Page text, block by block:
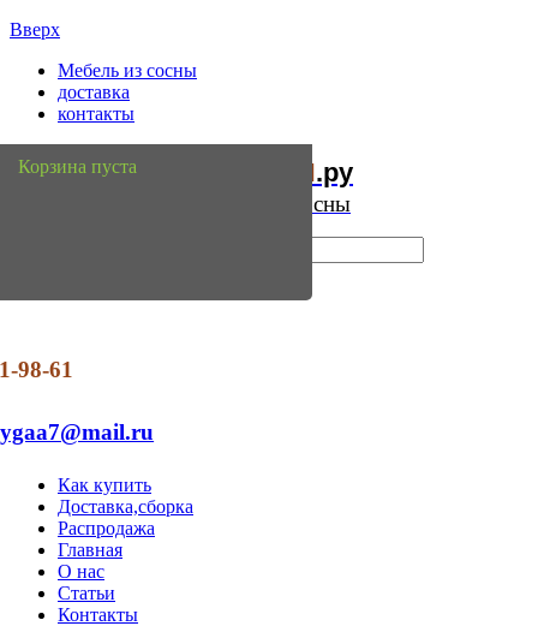
Вверх
Мебель из сосны
доставка
контакты
Мебель Сосны.ру
Интернет магазин мебели из сосны
98-61
Как купить
Доставка,сборка
Распродажа
Главная
О нас
Статьи
Контакты
Корзина пуста